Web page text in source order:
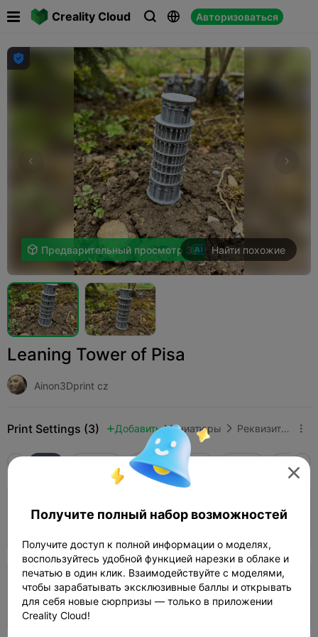
Creality Cloud   Авторизоваться
 

 Предварительный просмотр 3D Найти похожие
Leaning Tower of Pisa
Ainon3Dprint cz
Print Settings (3)  Добавить Миниатюры  Реквизит и ландшафт 
K2 Pro
0.2mm layer, 4 walls, 15% infill
0.12mm layer, 2 walls, 15% infill
 10h 41m  1 plates  182.46g


Получите полный набор возможностей
Получите доступ к полной информации о моделях,
воспользуйтесь удобной функцией нарезки в облаке и
печатью в один клик. Взаимодействуйте с моделями,
чтобы зарабатывать эксклюзивные баллы и открывать
для себя новые сюрпризы — только в приложении
Creality Cloud!